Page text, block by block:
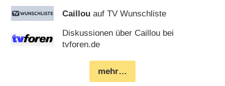
Caillou auf TV Wunschliste
Diskussionen über Caillou bei
tvforen.de
mehr…